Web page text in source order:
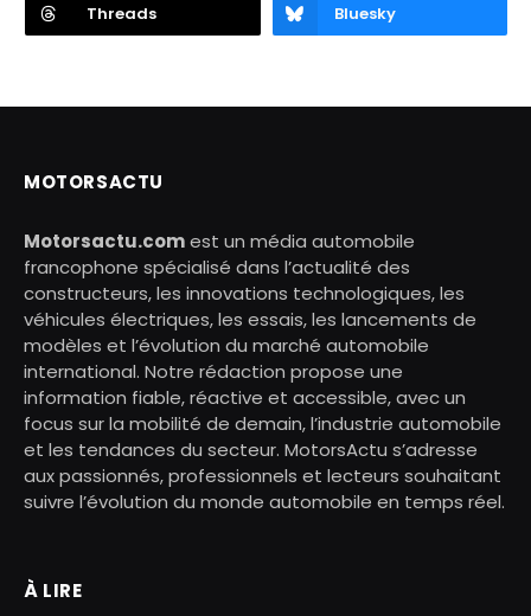
Threads Bluesky
MOTORSACTU
Motorsactu.comest un média automobile
francophone spécialisé dans l’actualité des
constructeurs, les innovations technologiques, les
véhicules électriques, les essais, les lancements de
modèles et l’évolution du marché automobile
international. Notre rédaction propose une
information fiable, réactive et accessible, avec un
focus sur la mobilité de demain, l’industrie automobile
et les tendances du secteur. MotorsActu s’adresse
aux passionnés, professionnels et lecteurs souhaitant
suivre l’évolution du monde automobile en temps réel.
À LIRE